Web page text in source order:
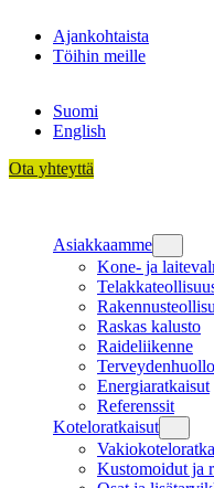
sisältöönAjankohtaista
Töihin meille
Suomi
English
Ota yhteyttä
Asiakkaamme
Kone- ja
Raskas kalusto
Raideliikenne
Energiaratkaisut
Referenssit
Koteloratkaisut
Kustomoidut ja